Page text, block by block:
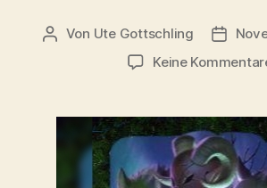
Beitragsautor
Von Ute Gottschling
Keine